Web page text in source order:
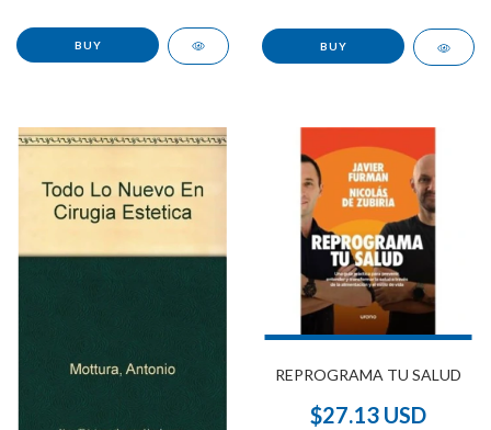
REPROGRAMA TU SALUD
$27.13 USD